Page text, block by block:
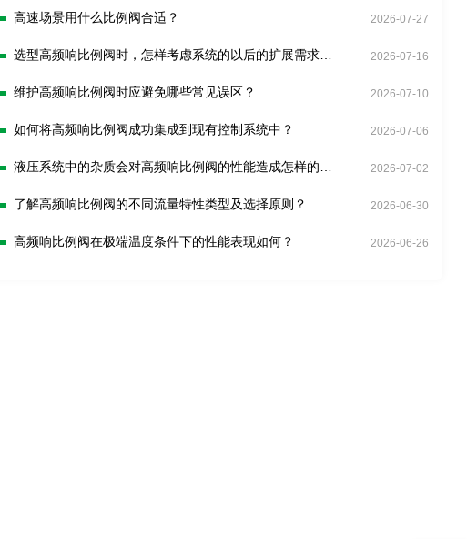
高速场景用什么比例阀合适？ 2026-07-27
选型高频响比例阀时，怎样考虑系统的以后的扩展需求
2026-07-16
维护高频响比例阀时应避免哪些常见误区？ 2026-07-10
如何将高频响比例阀成功集成到现有控制系统中？ 2026-07-06
液压系统中的杂质会对高频响比例阀的性能造成怎样的影
2026-07-02
了解高频响比例阀的不同流量特性类型及选择原则？ 2026-06-30
高频响比例阀在极端温度条件下的性能表现如何？ 2026-06-26